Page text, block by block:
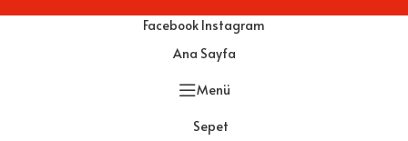
Facebook Instagram
Ana Sayfa
Menü
Sepet